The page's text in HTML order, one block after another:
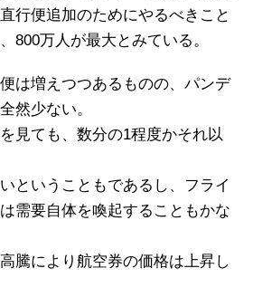
行便追加のためにやるべきこと
800万人が最大とみている。
は増えつつあるものの、パンデ
然少ない。
見ても、数分の1程度かそれ以
ということもであるし、フライ
需要自体を喚起することもかな
騰により航空券の価格は上昇し